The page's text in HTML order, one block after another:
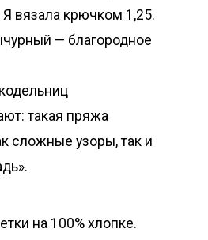
вязала крючком 1,25.
— благородное
такая пряжа
сложные узоры, так и
на 100% хлопке.